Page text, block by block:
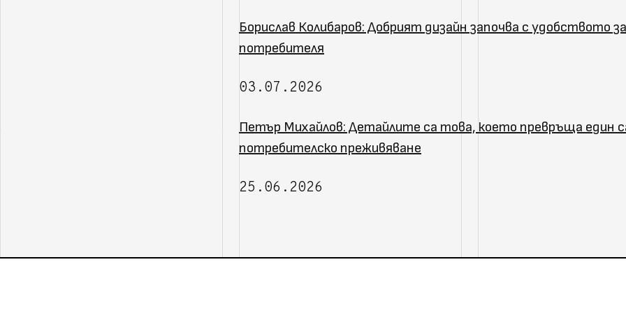
Борислав Колибаров: Добрият дизайн започва с удобството за
потребителя
03.07.2026
Петър Михайлов: Детайлите са това, което превръща един
потребителско преживяване
25.06.2026